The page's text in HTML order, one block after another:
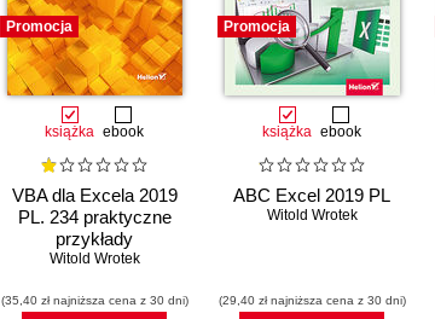
Promocja
książka ebook
VBA dla Excela 2019
PL. 234 praktyczne
przykłady
Witold Wrotek
(35,40 zł najniższa cena z 30 dni)
Promocja
książka ebook
ABC Excel 2019 PL
Witold Wrotek
(29,40 zł najniższa cena z 30 dni)